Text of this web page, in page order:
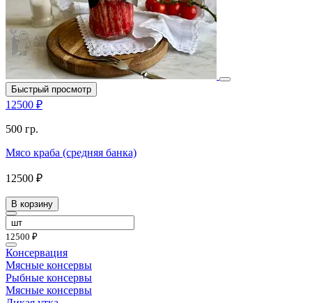
Быстрый просмотр
12500 ₽
500 гр.
Мясо краба (средняя банка)
12500 ₽
В корзину
12500 ₽
Консервация
Мясные консервы
Рыбные консервы
Мясные консервы